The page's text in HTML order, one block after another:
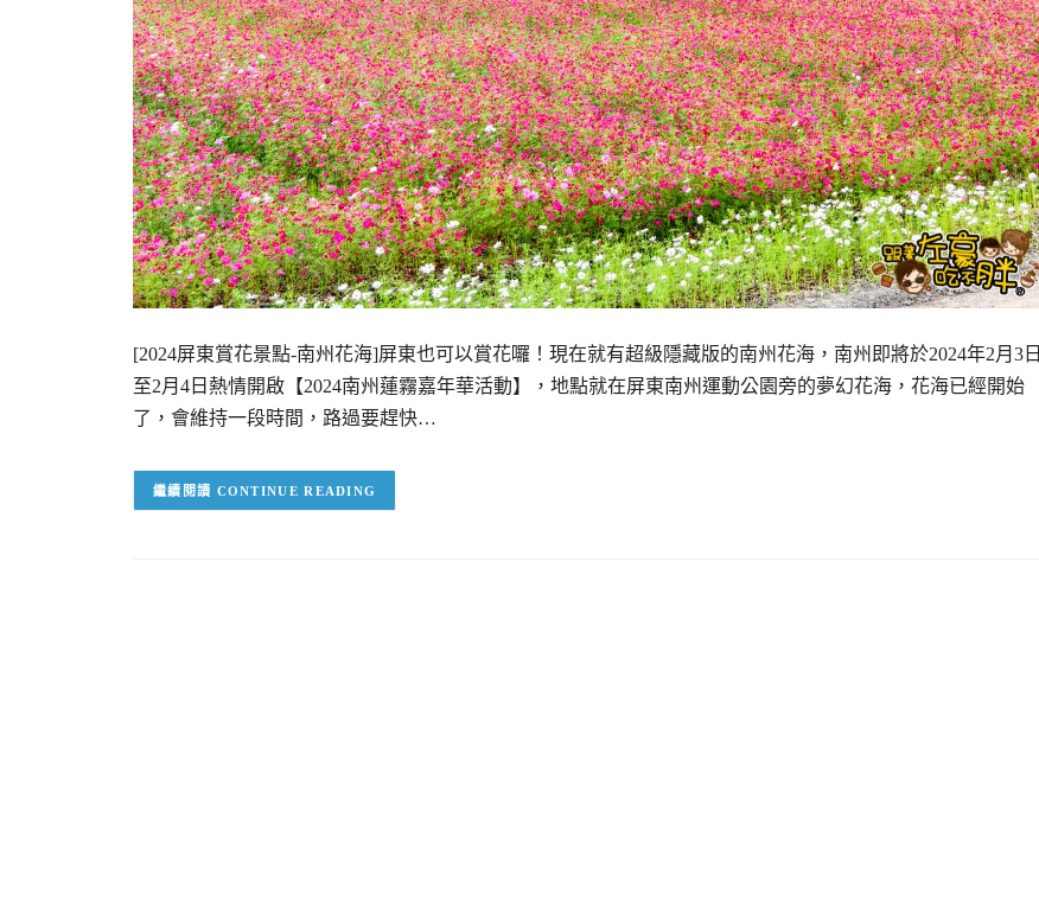
[2024屏東賞花景點-南州花海]屏東也可以賞花囉！現在就有超級隱藏版的南州花海，南州即將於2024年2月3日
至2月4日熱情開啟【2024南州蓮霧嘉年華活動】，地點就在屏東南州運動公園旁的夢幻花海，花海已經開始
了，會維持一段時間，路過要趕快…
CONTINUE READING